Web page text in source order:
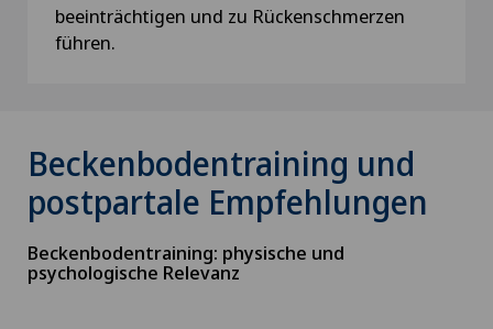
beeinträchtigen und zu Rückenschmerzen
führen.
Beckenbodentraining und
postpartale Empfehlungen
Beckenbodentraining: physische und
psychologische Relevanz